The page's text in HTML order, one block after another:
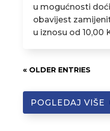
u mogućnosti
obavijest
u iznosu od 10,00
« OLDER ENTRIES
POGLEDAJ VIŠE